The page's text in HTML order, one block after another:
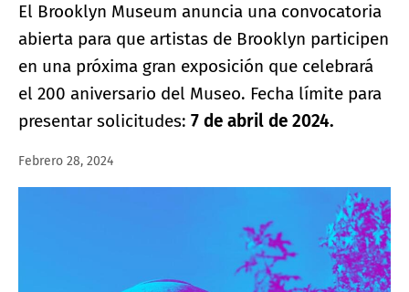
El Brooklyn Museum anuncia una convocatoria
abierta para que artistas de Brooklyn participen
en una próxima gran exposición que celebrará
el 200 aniversario del Museo. Fecha límite para
presentar solicitudes: 7 de abril de 2024.
Febrero 28, 2024